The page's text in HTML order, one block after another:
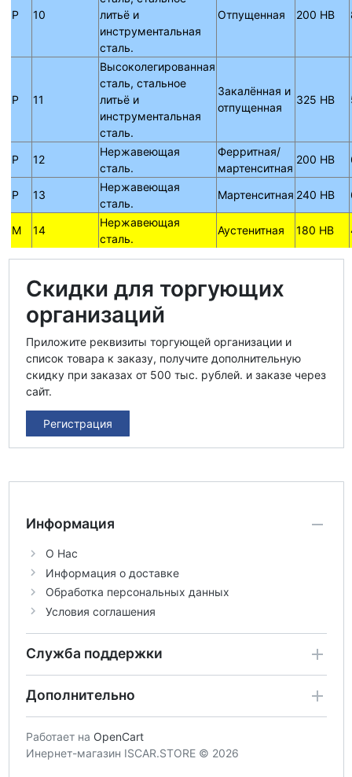
P 10
литьё и
инструментальная
сталь.
Отпущенная 200 HB
P 11
Высоколегированная
сталь, стальное
литьё и
инструментальная
сталь.
Закалённая и
отпущенная
325 HB
P 12
Нержавеющая
сталь.
Ферритная/
мартенситная
200 HB
P 13
Нержавеющая
сталь.
Мартенситная 240 HB
M 14
Нержавеющая
сталь.
Аустенитная 180 HB
Скидки для торгующих
организаций
Приложите реквизиты торгующей организации и
список товара к заказу, получите дополнительную
скидку при заказах от 500 тыс. рублей. и заказе через
сайт.
Регистрация
Информация
О Нас
Информация о доставке
Обработка персональных данных
Условия соглашения
Служба поддержки
Дополнительно
Работает на OpenCart
Инернет-магазин ISCAR.STORE © 2026